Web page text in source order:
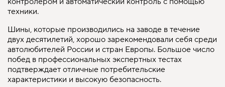
техники.
Шины, которые производились на заводе в течение
двух десятилетий, хорошо зарекомендовали себя среди
автолюбителей России и стран Европы. Большое число
побед в профессиональных экспертных тестах
подтверждает отличные потребительские
характеристики и высокую безопасность.